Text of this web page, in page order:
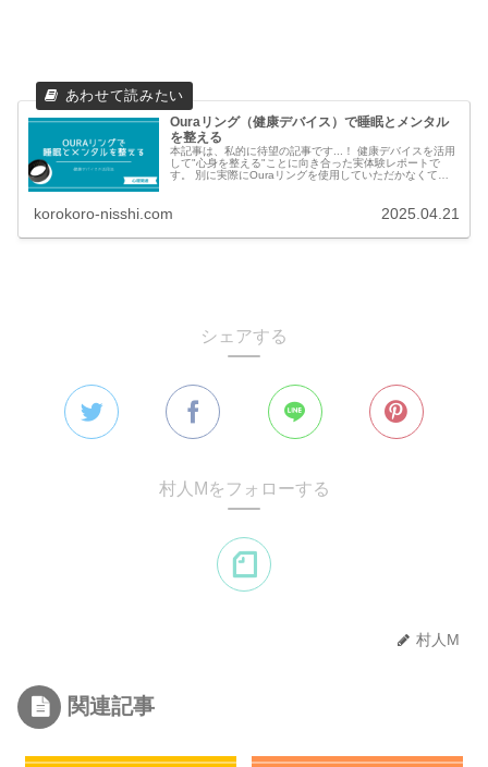
Ouraリング（健康デバイス）で睡眠とメンタル
を整える
本記事は、私的に待望の記事です...！ 健康デバイスを活用
して"心身を整える"ことに向き合った実体験レポートで
す。 別に実際にOuraリングを使用していただかなくて良
korokoro-nisshi.com 2025.04.21
シェアする
村人Mをフォローする
村人M
関連記事